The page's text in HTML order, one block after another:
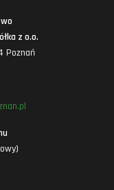
z o.o.
Poznań